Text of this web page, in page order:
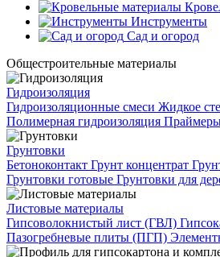
Инструменты
Сад и огород
Общестроительные материалы
Гидроизоляция
Гидроизоляционные смеси Жидкое
Полимерная гидроизоляция
Грунтовки
Бетоноконтакт Грунт концентрат
Грунтовки готовые Грунтовки для
Листовые материалы
Гипсоволокнистый лист (ГВЛ)
Пазогребневые плиты (ПГП)